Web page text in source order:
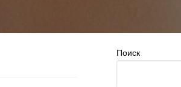
Поиск